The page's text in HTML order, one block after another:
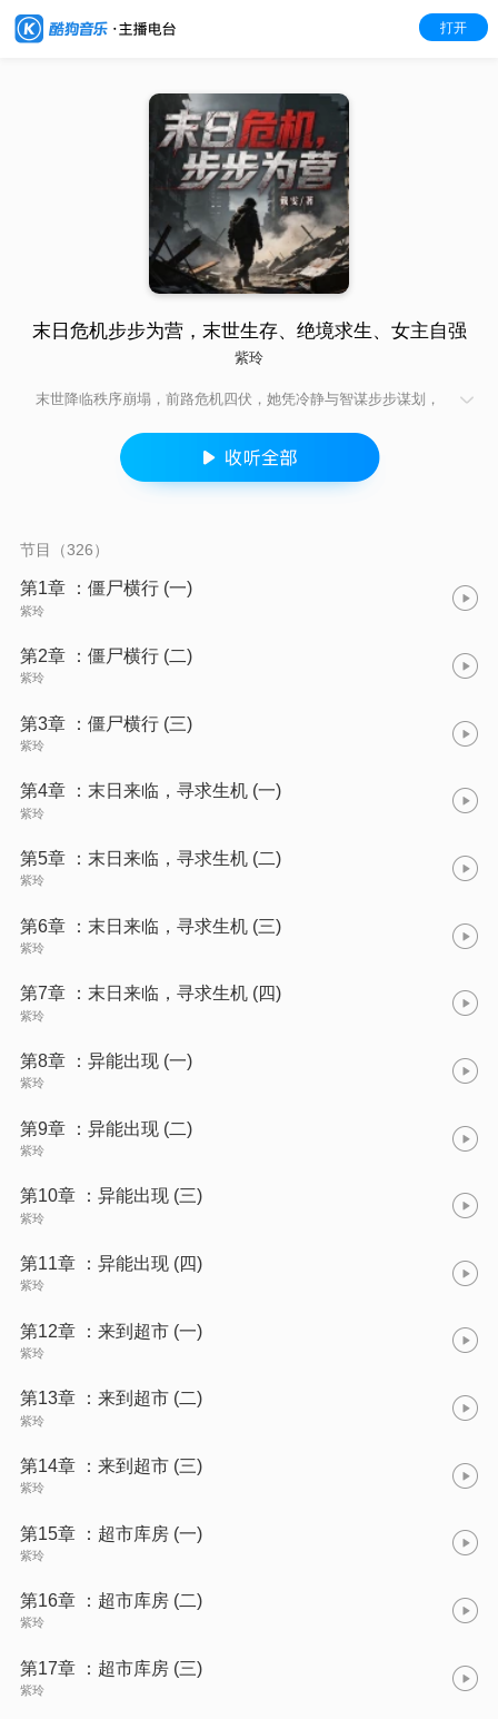
打开
末日危机步步为营，末世生存、绝境求生、女主自强
紫玲
末世降临秩序崩塌，前路危机四伏，她凭冷静与智谋步步谋划，
节目（326）
第1章 ：僵尸横行 (一)
紫玲
第2章 ：僵尸横行 (二)
紫玲
第3章 ：僵尸横行 (三)
紫玲
第4章 ：末日来临，寻求生机 (一)
紫玲
第5章 ：末日来临，寻求生机 (二)
紫玲
第6章 ：末日来临，寻求生机 (三)
紫玲
第7章 ：末日来临，寻求生机 (四)
紫玲
第8章 ：异能出现 (一)
紫玲
第9章 ：异能出现 (二)
紫玲
第10章 ：异能出现 (三)
紫玲
第11章 ：异能出现 (四)
紫玲
第12章 ：来到超市 (一)
紫玲
第13章 ：来到超市 (二)
紫玲
第14章 ：来到超市 (三)
紫玲
第15章 ：超市库房 (一)
紫玲
第16章 ：超市库房 (二)
紫玲
第17章 ：超市库房 (三)
紫玲